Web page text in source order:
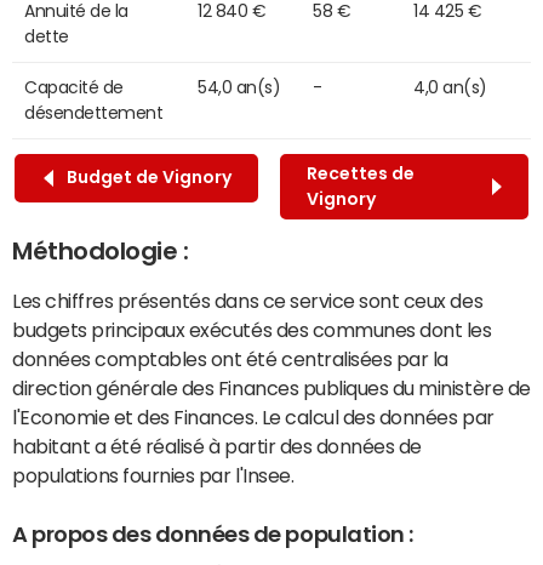
Annuité de la
dette
12 840 € 58 € 14 425 €
Capacité de
désendettement
54,0 an(s) - 4,0 an(s)
Budget de Vignory
Recettes de
Vignory
Méthodologie :
Les chiffres présentés dans ce service sont ceux des
budgets principaux exécutés des communes dont les
données comptables ont été centralisées par la
direction générale des Finances publiques du ministère de
l'Economie et des Finances. Le calcul des données par
habitant a été réalisé à partir des données de
populations fournies par l'Insee.
A propos des données de population :